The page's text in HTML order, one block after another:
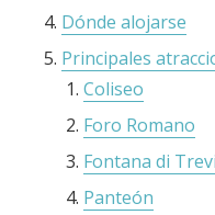
Dónde alojarse
Principales
Coliseo
Foro Romano
Fontana di Trevi
Panteón